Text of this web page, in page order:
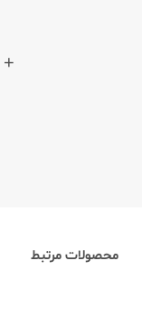
+
محصولات مرتبط